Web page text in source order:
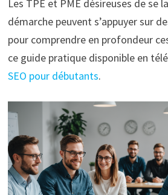
Les TPE et PME désireuses de se
démarche peuvent s’appuyer sur
pour comprendre en profondeur
ce guide pratique disponible en
SEO pour débutants.